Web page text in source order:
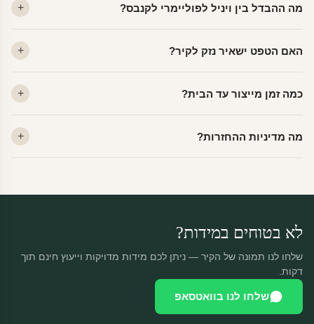
מה ההבדל בין ויניל לפוליימרי לקנבס?
פרמיום. קנבס — בד אמנותי יוקרתי, מט.
האם הטפט ישאיר נזק לקיר?
מתאים לקיר מטויח, גבס, קרמיקה וזכוכית.
כמה זמן מייצור עד הבית?
יוצאות באותו יום.
מה מדיניות ההחזרות?
לא בטוחים במידות?
שלחו לנו תמונה של הקיר — ניתן לכם מידות מדויקות וייעוץ חינם תוך
דקות.
שלחו לנו בוואטסאפ